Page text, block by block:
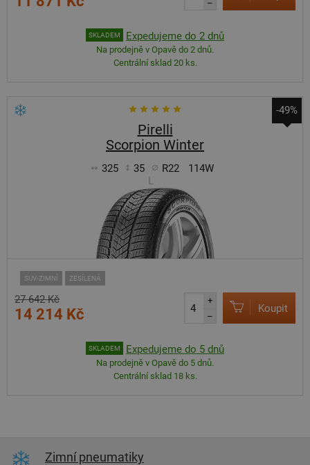
–
SKLADEM Expedujeme do 2 dnů
Na prodejně v Opavě do 2 dnů.
Centrální sklad 20 ks.
-49%
Pirelli
Scorpion Winter
325 35 R22
114W
L
SUV-ZIMNÍ ZESÍLENÁ
27 642 Kč
14 214 Kč
+
–
Koupit
SKLADEM Expedujeme do 5 dnů
Na prodejně v Opavě do 5 dnů.
Centrální sklad 18 ks.
Zimní pneumatiky